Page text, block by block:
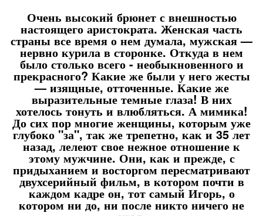
Очень высокий брюнет с внешностью
настоящего аристократа. Женская часть
страны все время о нем думала, мужская —
нервно курила в сторонке. Откуда в нем
было столько всего - необыкновенного и
прекрасного? Какие же были у него жесты
— изящные, отточенные. Какие же
выразительные темные глаза! В них
хотелось тонуть и влюбляться. А мимика!
До сих пор многие женщины, которым уже
глубоко "за", так же трепетно, как и 35 лет
назад, лелеют свое нежное отношение к
этому мужчине. Они, как и прежде, с
придыханием и восторгом пересматривают
двухсерийный фильм, в котором почти в
каждом кадре он, тот самый Игорь, о
котором ни до, ни после никто ничего не